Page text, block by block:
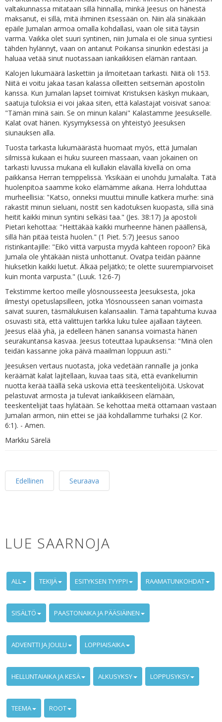
valtakunnassa mitataan sillä hinnalla, minkä Jeesus on hänestä
maksanut, ei sillä, mitä ihminen itsessään on. Niin älä sinäkään
epäile Jumalan armoa omalla kohdallasi, vaan ole siitä täysin
varma. Vaikka olet suuri syntinen, niin Jumala ei ole sinua syntiesi
tähden hylännyt, vaan on antanut Poikansa sinunkin edestäsi ja
haluaa vetää sinut nuotassaan iankaikkisen elämän rantaan.
Kalojen lukumäärä laskettiin ja ilmoitetaan tarkasti. Niitä oli 153.
Niitä ei voitu jakaa tasan kalassa olleitten seitsemän apostolin
kanssa. Kun Jumalan lapset toimivat Kristuksen käskyn mukaan,
saatuja tuloksia ei voi jakaa siten, että kalastajat voisivat sanoa:
"Tämän minä sain. Se on minun kalani" Kalastamme Jeesukselle.
Kalat ovat hänen. Kysymyksessä on yhteistyö Jeesuksen
siunauksen alla.
Tuosta tarkasta lukumäärästä huomaat myös, että Jumalan
silmissä kukaan ei huku suureen massaan, vaan jokainen on
tarkasti luvussa mukana eli kullakin elävällä kivellä on oma
paikkansa Herran temppelissä. Yksikään ei unohdu Jumalalta. Tätä
huolenpitoa saamme koko elämämme aikana. Herra lohduttaa
murheellisia: "Katso, onneksi muuttui minulle katkera murhe: sinä
rakastit minun sieluani, nostit sen kadotuksen kuopasta, sillä sinä
heitit kaikki minun syntini selkäsi taa." (Jes. 38:17) Ja apostoli
Pietari kehottaa: "Heittäkää kaikki murheenne hänen päällensä,
sillä hän pitää teistä huolen." (1 Piet. 5:7) Jeesus sanoo
ristinkantajille: "Eikö viittä varpusta myydä kahteen ropoon? Eikä
Jumala ole yhtäkään niistä unhottanut. Ovatpa teidän päänne
hiuksetkin kaikki luetut. Älkää peljätkö; te olette suurempiarvoiset
kuin monta varpusta." (Luuk. 12:6-7)
Tekstimme kertoo meille ylösnousseesta Jeesuksesta, joka
ilmestyi opetuslapsilleen, jotka Ylösnousseen sanan voimasta
saivat suuren, täsmälukuisen kalansaaliin. Tämä tapahtuma kuvaa
osuvasti sitä, että valittujen tarkka luku tulee ajallaan täyteen.
Jeesus elää yhä, ja edelleen hänen sanansa voimasta hänen
seurakuntansa kasvaa. Jeesus toteuttaa lupauksensa: "Minä olen
teidän kassanne joka päivä maailman loppuun asti."
Jeesuksen vertaus nuotasta, joka vedetään rannalle ja jonka
keräämät kalat lajitellaan, kuvaa taas sitä, että evankeliumin
nuotta kerää täällä sekä uskovia että teeskentelijöitä. Uskovat
pelastuvat armosta ja tulevat iankaikkiseen elämään,
teeskentelijät taas hylätään. Se kehottaa meitä ottamaan vastaan
Jumalan armon, niin ettei se jää kohdallamme turhaksi (2 Kor.
6:1). - Amen.
Markku Särelä
Edellinen Seuraava
LUE SAARNOJA
ALL TEKIJÄ ESITYKSEN TYYPPI RAAMATUNKOHDAT
SISÄLTÖ PAASTONAIKA JA PÄÄSIÄINEN
ADVENTTI JA JOULU LOPPIAISAIKA
HELLUNTAIAIKA JA KESÄ ALKUSYKSY LOPPUSYKSY
TEEMA ROOT